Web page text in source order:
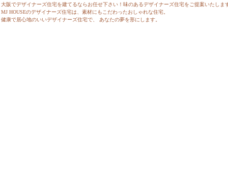
大阪でデザイナーズ住宅を建てるならお任せ下さい！味のあるデザイナーズ住宅をご提案いたしま
MJ HOUSEのデザイナーズ住宅は、素材にもこだわったおしゃれな住宅。
健康で居心地のいいデザイナーズ住宅で、 あなたの夢を形にします。